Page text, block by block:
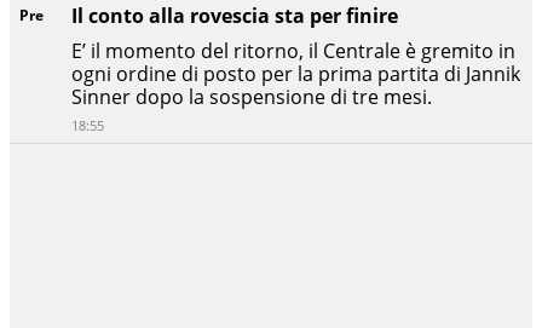
Pre
Il conto alla rovescia sta per finire
E’ il momento del ritorno, il Centrale è gremito in
ogni ordine di posto per la prima partita di Jannik
Sinner dopo la sospensione di tre mesi.
18:55